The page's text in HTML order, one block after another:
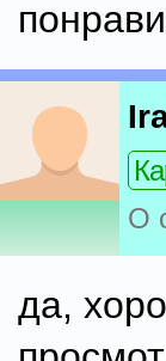
О
да,